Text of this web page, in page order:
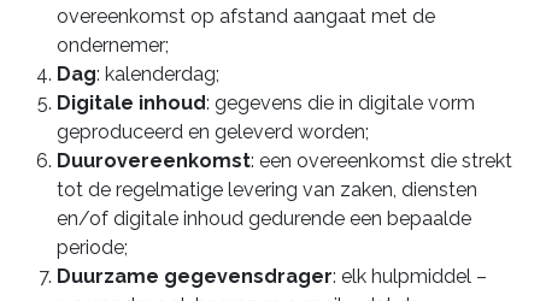
overeenkomst op afstand aangaat met de
ondernemer;
Dag: kalenderdag;
Digitale inhoud: gegevens die in digitale vorm
geproduceerd en geleverd worden;
Duurovereenkomst: een overeenkomst die strekt
tot de regelmatige levering van zaken, diensten
en/of digitale inhoud gedurende een bepaalde
periode;
Duurzame gegevensdrager: elk hulpmiddel –